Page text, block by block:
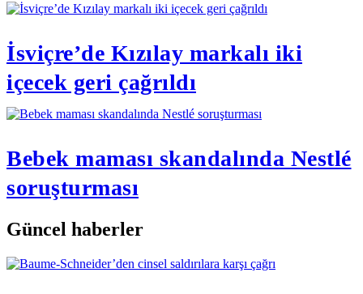
İsviçre’de Kızılay markalı iki
içecek geri çağrıldı
Bebek maması skandalında Nestlé
soruşturması
Güncel haberler